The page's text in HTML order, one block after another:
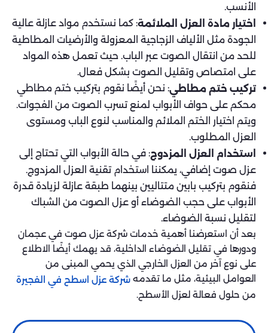
الأنسب.
اختيار مادة العزل الملائمة: كما نستخدم مواد عازلة عالية
الجودة مثل الألياف الزجاجية المعزولة والأرضيات المطاطية
للحد من انتقال الصوت عبر الباب. حيث تعمل هذه المواد
على امتصاص وتقليل الصوت بشكل فعال.
تركيب ختم مطاطي: نحن أيضًا نقوم بتركيب ختم مطاطي
محكم على حواف الأبواب لمنع تسرب الصوت من الفجوات.
ويتم اختيار الختم الملائم والمناسب لنوع الباب ومستوى
العزل المطلوب.
استخدام العزل المزدوج: في حالة الأبواب التي تحتاج إلى
عزل صوت إضافي، يمكننا استخدام تقنية العزل المزدوج.
فنقوم بتركيب بابين متتاليين بينهما طبقة عازلة لزيادة قدرة
الأبواب على حجب الضوضاء أو عزل الصوت من الشباك
لتقليل نسبة الضوضاء.
بعد أن استعرضنا أهمية خدمات شركة عزل صوت في عجمان
ودورها في تقليل الضوضاء الداخلية، قد يهمك أيضًا الاطلاع
على نوع آخر من العزل الخارجي الذي يحمي المبنى من
العوامل البيئية، مثل ما تقدمه شركة عزل اسطح في الفجيرة
من حلول فعالة لعزل الأسطح.